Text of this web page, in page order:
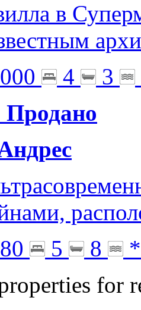
в
4
3
Продано
5 8
*
for